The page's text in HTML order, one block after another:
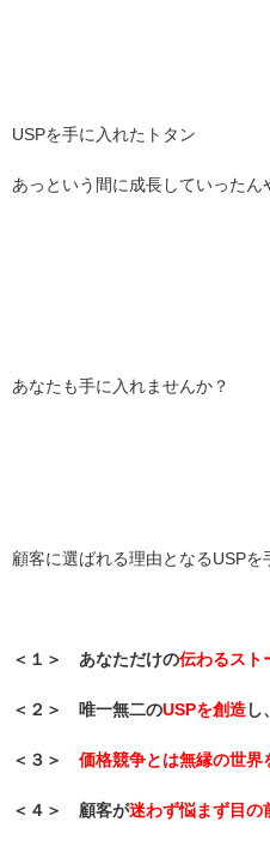
USPを手に入れたトタン
あっという間に成長していったん
あなたも手に入れませんか？
顧客に選ばれる理由となるUSPを
＜１＞ あなただけの伝わるスト
＜２＞ 唯一無二のUSPを創造し、
＜３＞ 価格競争とは無縁の世界
＜４＞ 顧客が迷わず悩まず目の